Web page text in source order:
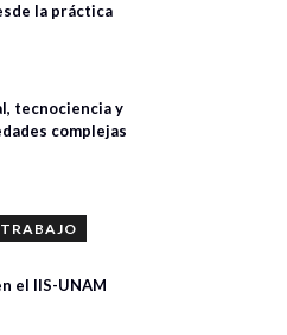
la práctica
tecnociencia y
complejas
el IIS-UNAM